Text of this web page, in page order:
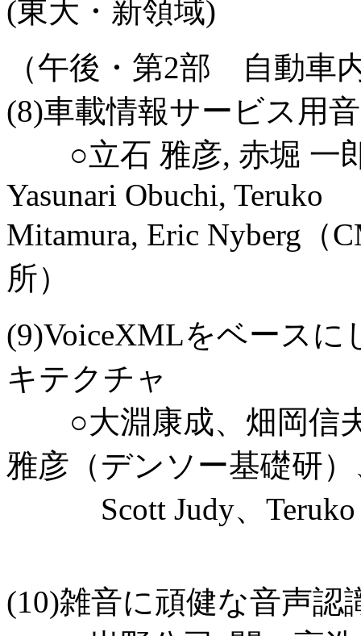
(東大・新領域)
（午後・第2部 自動車
(8)車載情報サービス用
○立石 雅彦, 赤堀 一郎
Yasunari Obuchi, Teruko
Mitamura, Eric Nyberg（
所）
(9)VoiceXMLをベース
キテクチャ
○大淵康成、畑岡信夫
雅彦（デンソー基礎研
Scott Judy、Teruko
(10)雑音に頑健な音声